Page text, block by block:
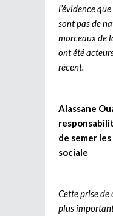
l’évidence
sont pas de
morceaux de
ont été
récent.
Alassane
de semer
sociale
Cette prise de
plus